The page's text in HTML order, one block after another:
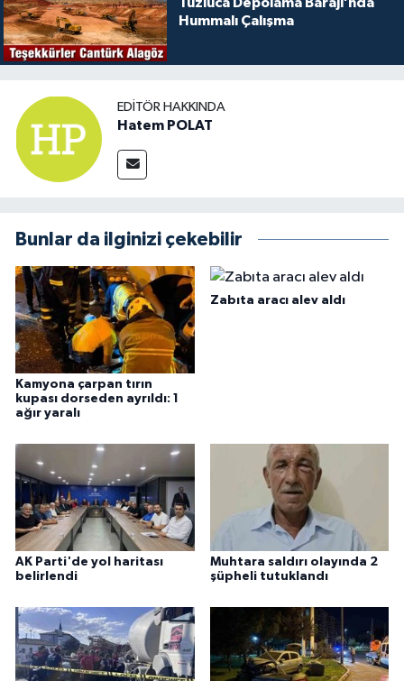
Tuzluca Depolama Barajı’nda
Hummalı Çalışma
EDITÖR HAKKINDA
Hatem POLAT
Bunlar da ilginizi çekebilir
Kamyona çarpan tırın
kupası dorseden ayrıldı: 1
ağır yaralı
Zabıta aracı alev aldı
AK Parti'de yol haritası
belirlendi
Muhtara saldırı olayında 2
şüpheli tutuklandı